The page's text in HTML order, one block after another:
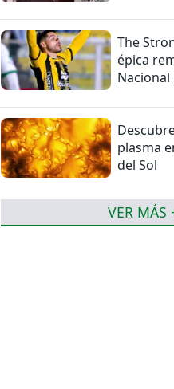
The
épica
plasma
del Sol
VER MÁS